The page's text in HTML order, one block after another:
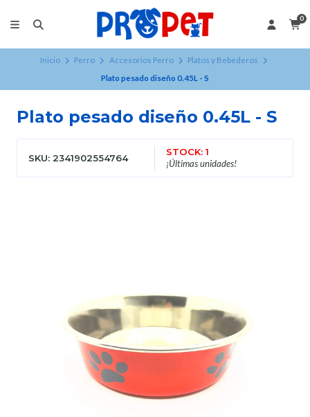
0
Inicio Perro Accesorios Perro
Platos y Bebederos
Plato pesado diseño 0.45L - S
Plato pesado diseño 0.45L - S
SKU: 2341902554764
STOCK: 1
¡Últimas unidades!